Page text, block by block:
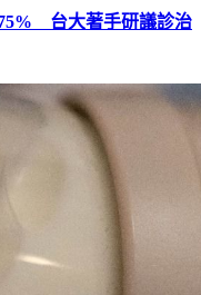
台大著手研議診治